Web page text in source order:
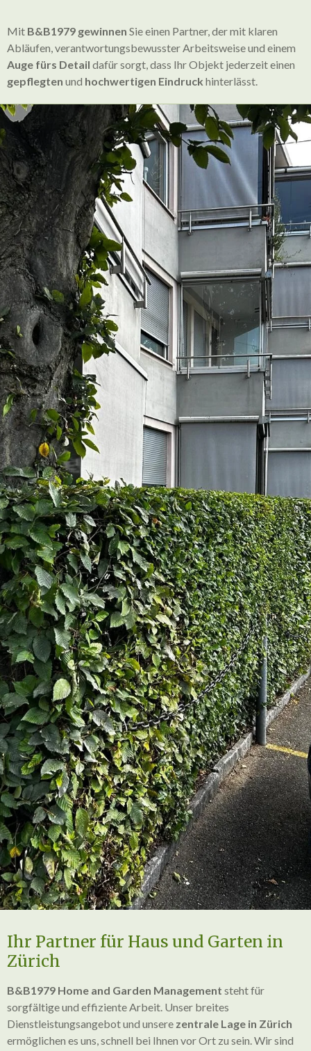
Mit B&B1979 gewinnen Sie einen Partner, der mit klaren
Abläufen, verantwortungsbewusster Arbeitsweise und einem
Auge fürs Detail dafür sorgt, dass Ihr Objekt jederzeit einen
gepflegten und hochwertigen Eindruck hinterlässt.
Ihr Partner für Haus und Garten in
Zürich
B&B1979 Home and Garden Management steht für
sorgfältige und effiziente Arbeit. Unser breites
Dienstleistungsangebot und unsere zentrale Lage in Zürich
ermöglichen es uns, schnell bei Ihnen vor Ort zu sein. Wir sind